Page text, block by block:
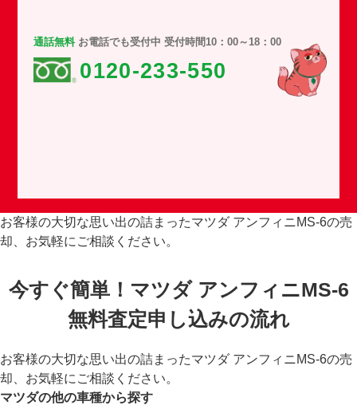
通話無料お電話でも受付中 受付時間10：00～18：00
0120-233-550
お客様の大切な思い出の詰まったマツダ アンフィニMS-6の売
却、お気軽にご相談ください。
今すぐ簡単！マツダ アンフィニMS-6
無料査定申し込みの流れ
お客様の大切な思い出の詰まったマツダ アンフィニMS-6の売
却、お気軽にご相談ください。
マツダの他の車種から探す